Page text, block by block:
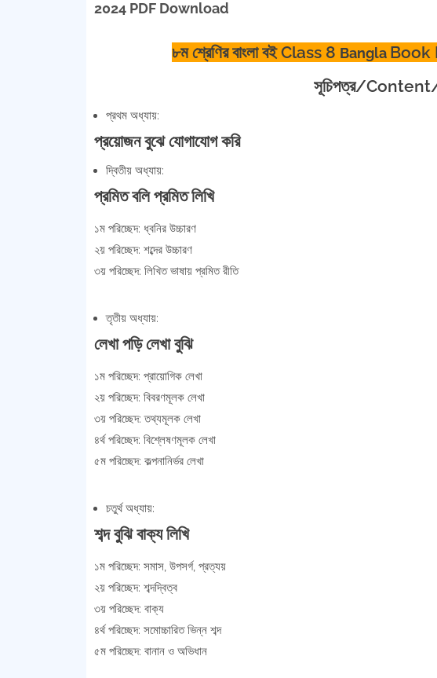
2024 PDF Download
৮ম শ্রেণির বাংলা বই Class 8 Bangla Book
সূচিপত্র/
প্রথম অধ্যায়:
প্রয়োজন বুঝে যোগাযোগ করি
দ্বিতীয় অধ্যায়:
প্রমিত বলি প্রমিত লিখি
১ম পরিচ্ছেদ: ধ্বনির উচ্চারণ
২য় পরিচ্ছেদ: শব্দের উচ্চারণ
৩য় পরিচ্ছেদ: লিখিত ভাষায় প্রমিত রীতি
তৃতীয় অধ্যায়:
লেখা পড়ি লেখা বুঝি
১ম পরিচ্ছেদ: প্রায়োগিক লেখা
২য় পরিচ্ছেদ: বিবরণমূলক লেখা
৩য় পরিচ্ছেদ: তথ্যমূলক লেখা
৪র্থ পরিচ্ছেদ: বিশ্লেষণমূলক লেখা
৫ম পরিচ্ছেদ: কল্পনানির্ভর লেখা
চতুর্থ অধ্যায়:
শব্দ বুঝি বাক্য লিখি
১ম পরিচ্ছেদ: সমাস, উপসর্গ, প্রত্যয়
২য় পরিচ্ছেদ: শব্দদ্বিত্ব
৩য় পরিচ্ছেদ: বাক্য
৪র্থ পরিচ্ছেদ: সমোচ্চারিত ভিন্ন শব্দ
৫ম পরিচ্ছেদ: বানান ও অভিধান